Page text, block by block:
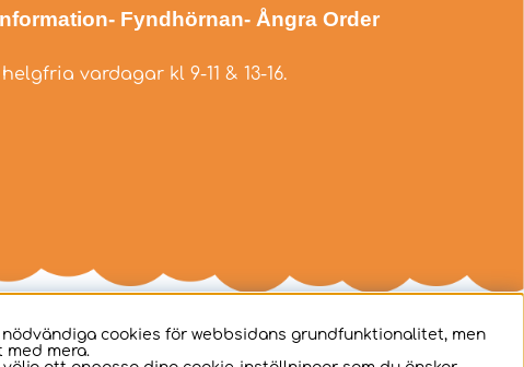
- Fyndhörnan- Ångra Order
vardagar kl 9-11 & 13-16.
cookies för webbsidans grundfunktionalitet, men
mera.